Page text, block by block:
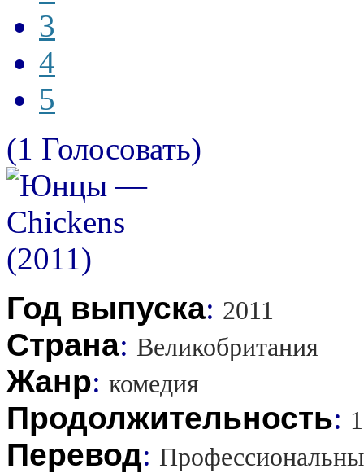
3
4
5
(1 Голосовать)
Год выпуска: 2011
Страна: Великобритания
Жанр: комедия
Продолжительность:
Перевод: